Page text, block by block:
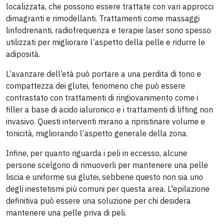
localizzata, che possono essere trattate con vari approcci
dimagranti e rimodellanti. Trattamenti come massaggi
linfodrenanti, radiofrequenza e terapie laser sono spesso
utilizzati per migliorare l’aspetto della pelle e ridurre le
adiposità.
L’avanzare dell’età può portare a una perdita di tono e
compattezza dei glutei, fenomeno che può essere
contrastato con trattamenti di ringiovanimento come i
filler a base di acido ialuronico e i trattamenti di lifting non
invasivo. Questi interventi mirano a ripristinare volume e
tonicità, migliorando l’aspetto generale della zona.
Infine, per quanto riguarda i peli in eccesso, alcune
persone scelgono di rimuoverli per mantenere una pelle
liscia e uniforme sui glutei, sebbene questo non sia uno
degli inestetismi più comuni per questa area. L'epilazione
definitiva può essere una soluzione per chi desidera
mantenere una pelle priva di peli.